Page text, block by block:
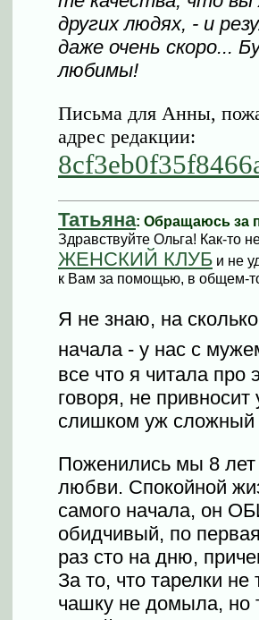
других людях, - и
даже очень скоро...
любимы!
Письма для Анны,
адрес редакции:
Татьяна: Обращаюсь за
Здравствуйте Ольга! Как-то
ЖЕНСКИЙ КЛУБ и не
к Вам за помощью, в общем-
Я не знаю, на
начала - у нас с
все что я читала про
говоря, не
слишком уж
Поженились мы 8 лет
любви. Спокойной
самого начала, он
обидчивый, по
раз сто на дню,
За то, что тарелки не
чашку не домыла, но